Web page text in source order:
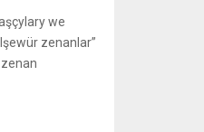
we
zenanlar”